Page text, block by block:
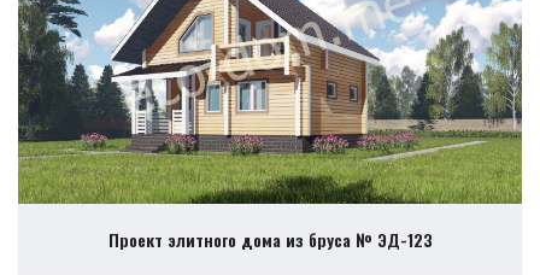
Проект элитного дома из бруса № ЭД-123